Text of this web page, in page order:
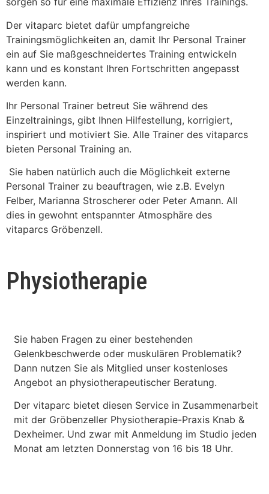
Der vitaparc bietet dafür umpfangreiche
Trainingsmöglichkeiten an, damit Ihr Personal Trainer
ein auf Sie maßgeschneidertes Training entwickeln
kann und es konstant Ihren Fortschritten angepasst
werden kann.
Ihr Personal Trainer betreut Sie während des
Einzeltrainings, gibt Ihnen Hilfestellung, korrigiert,
inspiriert und motiviert Sie. Alle Trainer des vitaparcs
bieten Personal Training an.
Sie haben natürlich auch die Möglichkeit externe
Personal Trainer zu beauftragen, wie z.B. Evelyn
Felber, Marianna Stroscherer oder Peter Amann. All
dies in gewohnt entspannter Atmosphäre des
vitaparcs Gröbenzell.
Physiotherapie
Sie haben Fragen zu einer bestehenden
Gelenkbeschwerde oder muskulären Problematik?
Dann nutzen Sie als Mitglied unser kostenloses
Angebot an physiotherapeutischer Beratung.
Der vitaparc bietet diesen Service in Zusammenarbeit
mit der Gröbenzeller Physiotherapie-Praxis Knab &
Dexheimer. Und zwar mit Anmeldung im Studio jeden
Monat am letzten Donnerstag von 16 bis 18 Uhr.